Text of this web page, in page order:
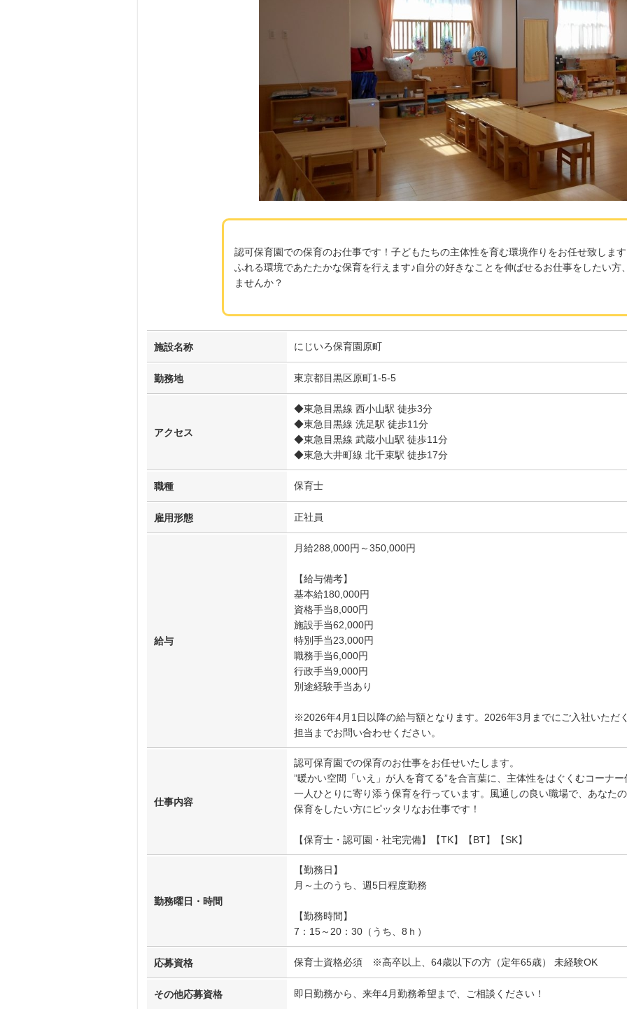
認可保育園での保育のお仕事です！子どもたちの主体性を育む環境作りをお任せ致しま
ふれる環境であたたかな保育を行えます♪自分の好きなことを伸ばせるお仕事をしたい方
ませんか？
施設名称 にじいろ保育園原町
勤務地 東京都目黒区原町1-5-5
アクセス
◆東急目黒線 西小山駅 徒歩3分
◆東急目黒線 洗足駅 徒歩11分
◆東急目黒線 武蔵小山駅 徒歩11分
◆東急大井町線 北千束駅 徒歩17分
職種 保育士
雇用形態 正社員
給与
月給288,000円～350,000円
【給与備考】
基本給180,000円
資格手当8,000円
施設手当62,000円
特別手当23,000円
職務手当6,000円
行政手当9,000円
別途経験手当あり
※2026年4月1日以降の給与額となります。2026年3月までにご入社いただ
担当までお問い合わせください。
仕事内容
認可保育園での保育のお仕事をお任せいたします。
”暖かい空間「いえ」が人を育てる”を合言葉に、主体性をはぐくむコーナ
一人ひとりに寄り添う保育を行っています。風通しの良い職場で、あなた
保育をしたい方にピッタリなお仕事です！
【保育士・認可園・社宅完備】【TK】【BT】【SK】
勤務曜日・時間
【勤務日】
月～土のうち、週5日程度勤務
【勤務時間】
7：15～20：30（うち、8ｈ）
応募資格 保育士資格必須 ※高卒以上、64歳以下の方（定年65歳） 未経験OK
その他応募資格 即日勤務から、来年4月勤務希望まで、ご相談ください！